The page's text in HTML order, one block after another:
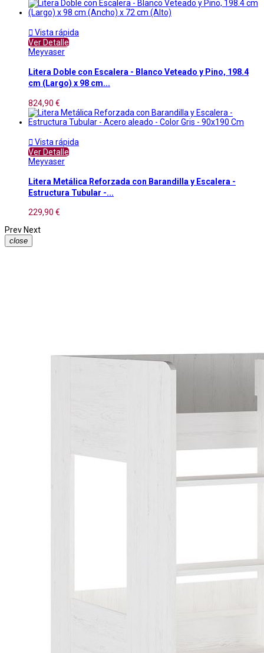
 Vista rápida
Ver Detalle
Meyvaser
Litera Doble con Escalera - Blanco Veteado y Pino, 198.4
cm (Largo) x 98 cm...
824,90 €
 Vista rápida
Ver Detalle
Meyvaser
Litera Metálica Reforzada con Barandilla y Escalera -
Estructura Tubular -...
229,90 €
Prev Next
close